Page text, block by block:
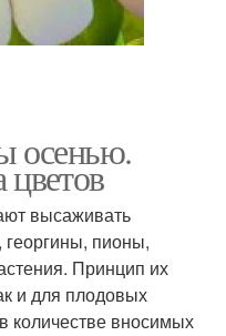
осенью.
высаживать
георгины, пионы,
Принцип их
и для плодовых
количестве вносимых